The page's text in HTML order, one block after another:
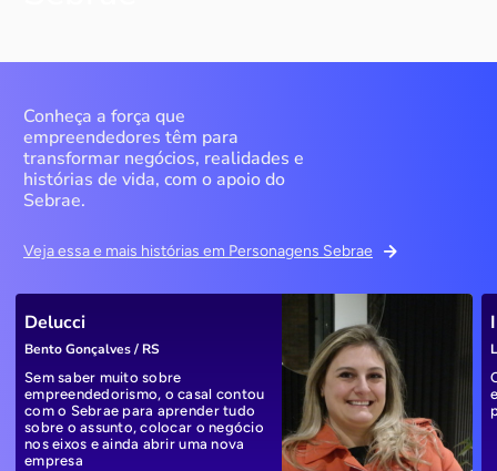
Conheça a força que
empreendedores têm para
transformar negócios, realidades e
histórias de vida, com o apoio do
Sebrae.
Veja essa e mais histórias em Personagens Sebrae
Delucci
Bento Gonçalves / RS
Sem saber muito sobre
empreendedorismo, o casal contou
com o Sebrae para aprender tudo
sobre o assunto, colocar o negócio
nos eixos e ainda abrir uma nova
empresa